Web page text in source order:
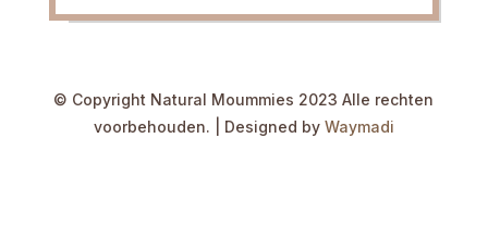
© Copyright Natural Moummies 2023 Alle rechten
voorbehouden. | Designed by Waymadi